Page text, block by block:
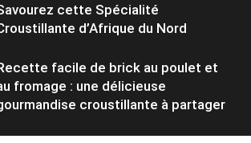
cette Spécialité
d’Afrique du Nord
facile de brick au poulet et
fromage : une délicieuse
croustillante à partager